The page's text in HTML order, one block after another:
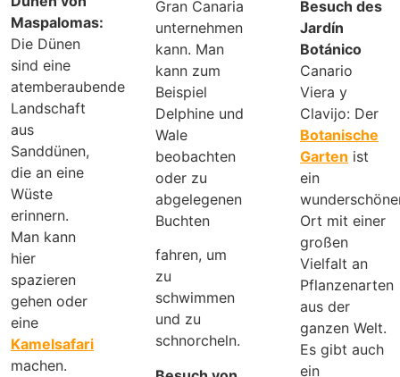
Maspalomas:
Die Dünen
sind eine
atemberaubende
Landschaft
aus
Sanddünen,
die an eine
Wüste
erinnern.
Man kann
hier
spazieren
gehen oder
eine
Kamelsafari
machen.
Gran Canaria
unternehmen
kann. Man
kann zum
Beispiel
Delphine und
Wale
beobachten
oder zu
abgelegenen
Buchten
fahren, um
zu
schwimmen
und zu
schnorcheln.
Besuch des
Jardín
Botánico
Canario
Viera y
Clavijo: Der
Botanische
Garten ist
ein
Ort mit einer
großen
Vielfalt an
Pflanzenarten
aus der
ganzen Welt.
Es gibt auch
ein